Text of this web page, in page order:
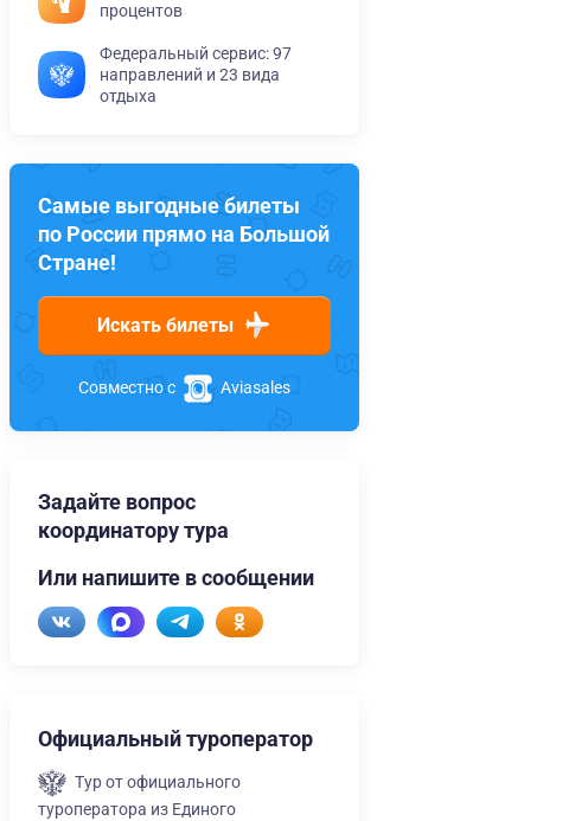
процентов
Федеральный сервис: 97
направлений и 23 вида
отдыха
Самые выгодные билеты
по России прямо на Большой
Стране!
Искать билеты
Совместно с Aviasales
Задайте вопрос
координатору тура
Или напишите в сообщении
Официальный туроператор
Тур от официального
туроператора из Единого